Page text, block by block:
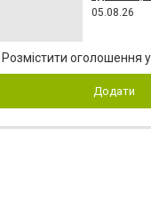
05.08.26
Розмістити оголошення
Додати